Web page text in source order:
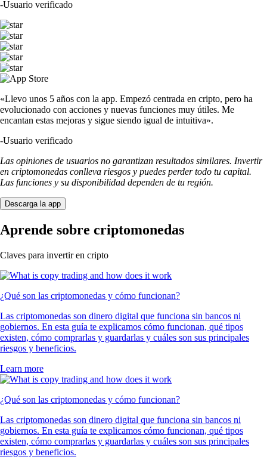
-Usuario verificado
«Llevo unos 5 años con la app. Empezó centrada en cripto, pero ha
evolucionado con acciones y nuevas funciones muy útiles. Me
encantan estas mejoras y sigue siendo igual de intuitiva».
-Usuario verificado
Las opiniones de usuarios no garantizan resultados similares. Invertir
en criptomonedas conlleva riesgos y puedes perder todo tu capital.
Las funciones y su disponibilidad dependen de tu región.
Descarga la app
Aprende sobre criptomonedas
Claves para invertir en cripto
¿Qué son las criptomonedas y cómo funcionan?
Las criptomonedas son dinero digital que funciona sin bancos ni
gobiernos. En esta guía te explicamos cómo funcionan, qué tipos
existen, cómo comprarlas y guardarlas y cuáles son sus principales
riesgos y beneficios.
Learn more
¿Qué son las criptomonedas y cómo funcionan?
Las criptomonedas son dinero digital que funciona sin bancos ni
gobiernos. En esta guía te explicamos cómo funcionan, qué tipos
existen, cómo comprarlas y guardarlas y cuáles son sus principales
riesgos y beneficios.